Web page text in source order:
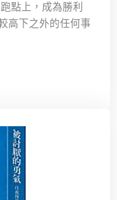
點上，成為勝利
高下之外的任何事